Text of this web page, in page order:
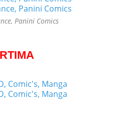
Panini Comics